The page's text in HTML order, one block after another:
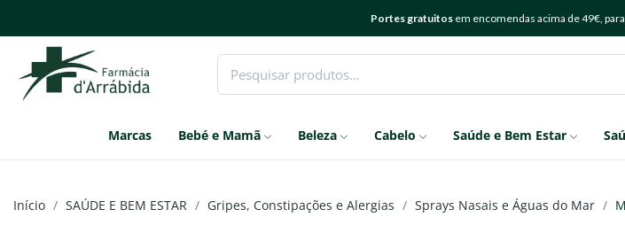
Portes gratuitos em encomendas acima de 49€,
Marcas Bebé e Mamã Beleza Cabelo Saúde e Bem Estar
Início SAÚDE E BEM ESTAR Gripes, Constipações e Alergias Sprays Nasais e Águas do Mar